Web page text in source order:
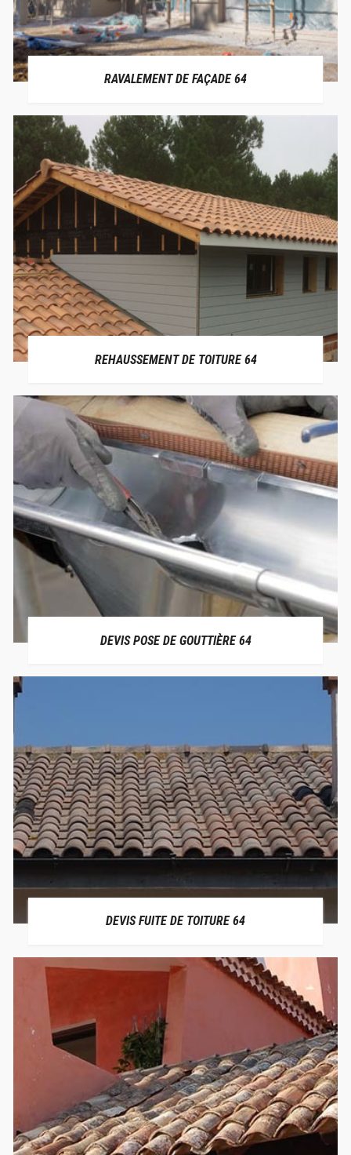
RAVALEMENT DE FAÇADE 64
REHAUSSEMENT DE TOITURE 64
DEVIS POSE DE GOUTTIÈRE 64
DEVIS FUITE DE TOITURE 64